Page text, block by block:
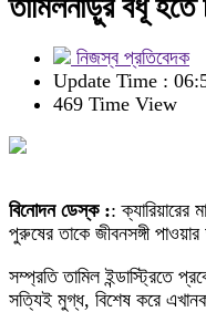
তামিলনাড়ুর বধূ হতে
নিজস্ব প্রতিবেদক
Update Time :
469 Time View
বিনোদন ডেস্ক :: ক্যারিয়ারের
পুরুষের তাকে জীবনসঙ্গী
সম্প্রতি তামিল ইন্ডাস্ট্রিতে
সত্যিই মুগ্ধ, বিশেষ করে